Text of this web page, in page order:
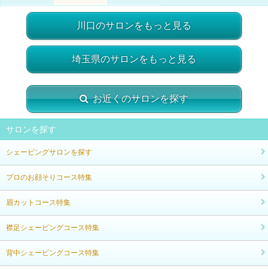
川口のサロンをもっと見る
埼玉県のサロンをもっと見る
お近くのサロンを探す
サロンを探す
シェービングサロンを探す
プロのお顔そりコース特集
眉カットコース特集
襟足シェービングコース特集
背中シェービングコース特集